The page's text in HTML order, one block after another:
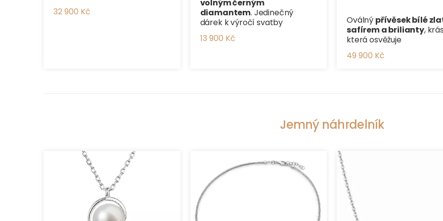
32 900 Kč
volným černým
diamantem. Jedinečný
dárek k výročí svatby
13 900 Kč
Oválný přívěsek bílé
safírem a brilianty,
která osvěžuje
49 900 Kč
Jemný náhrdelník